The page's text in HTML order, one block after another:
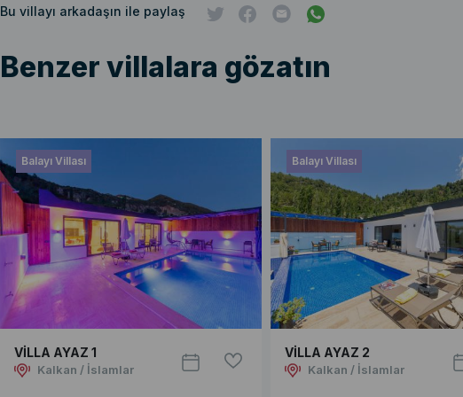
Bu villayı arkadaşın ile paylaş
Benzer villalara gözatın
Balayı Villası
VİLLA AYAZ 1
Kalkan / İslamlar
Balayı Villası
VİLLA AYAZ 2
Kalkan / İslamlar